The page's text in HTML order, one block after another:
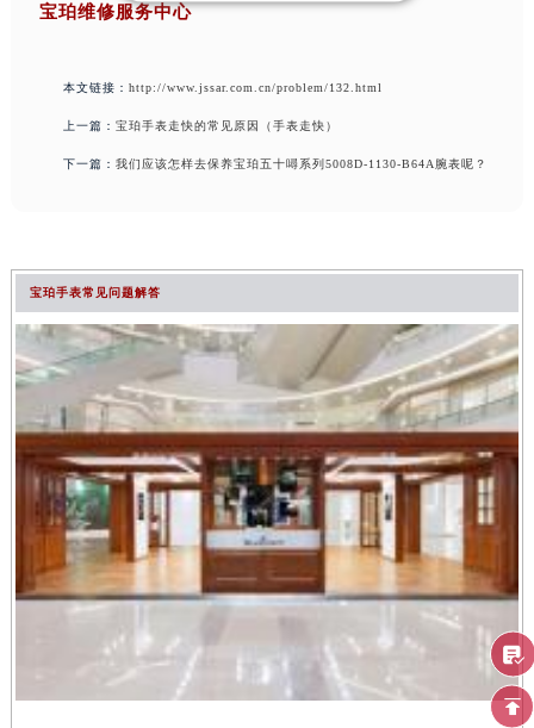
宝珀维修服务中心
本文链接： http://www.jssar.com.cn/problem/132.html
上一篇： 宝珀手表走快的常见原因（手表走快）
下一篇： 我们应该怎样去保养宝珀五十噚系列5008D-1130-B64A腕表呢？
宝珀手表常见问题解答